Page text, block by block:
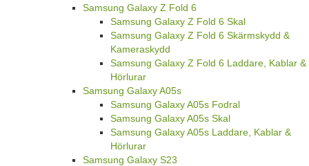
Samsung Galaxy Z Fold 6
Samsung Galaxy Z Fold 6 Skal
Samsung Galaxy Z Fold 6 Skärmskydd &
Kameraskydd
Samsung Galaxy Z Fold 6 Laddare, Kablar &
Hörlurar
Samsung Galaxy A05s
Samsung Galaxy A05s Fodral
Samsung Galaxy A05s Skal
Samsung Galaxy A05s Laddare, Kablar &
Hörlurar
Samsung Galaxy S23